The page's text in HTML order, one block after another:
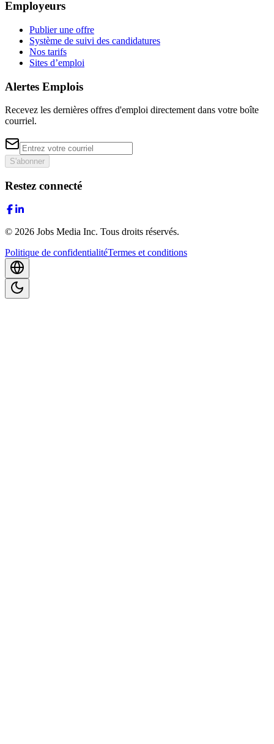
Employeurs
Publier une offre
Système de suivi des candidatures
Nos tarifs
Sites d’emploi
Alertes Emplois
Recevez les dernières offres d'emploi directement dans votre boîte
courriel.
S'abonner
Restez connecté
© 2026 Jobs Media Inc. Tous droits réservés.
Politique de confidentialitéTermes et conditions